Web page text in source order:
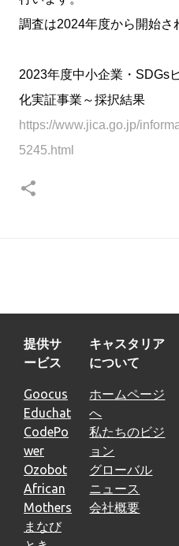
調査は2024年度から開始さ
2023年度中小企業・SDGs
化実証事業～採択結果
https://www.jica.go.jp/
5245.html
提供サ
ービス
Goocus
Educhat
CodePo
wer
Ozobot
African
Mothers
まなび
キャスタリア
について
ホームページ
へ
私たちのビジ
ョン
グローバル
ニュース
会社概要